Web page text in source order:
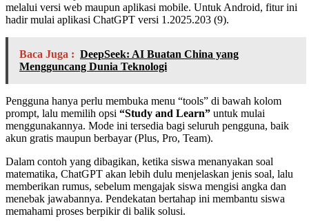
melalui versi web maupun aplikasi mobile. Untuk Android, fitur ini
hadir mulai aplikasi ChatGPT versi 1.2025.203 (9).
Baca Juga : DeepSeek: AI Buatan China yang
Mengguncang Dunia Teknologi
Pengguna hanya perlu membuka menu “tools” di bawah kolom
prompt, lalu memilih opsi “Study and Learn” untuk mulai
menggunakannya. Mode ini tersedia bagi seluruh pengguna, baik
akun gratis maupun berbayar (Plus, Pro, Team).
Dalam contoh yang dibagikan, ketika siswa menanyakan soal
matematika, ChatGPT akan lebih dulu menjelaskan jenis soal, lalu
memberikan rumus, sebelum mengajak siswa mengisi angka dan
menebak jawabannya. Pendekatan bertahap ini membantu siswa
memahami proses berpikir di balik solusi.